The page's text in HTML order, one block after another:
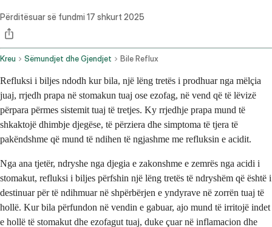
Përditësuar së fundmi 17 shkurt 2025
Kreu Sëmundjet dhe Gjendjet Bile Reflux
Refluksi i biljes ndodh kur bila, një lëng tretës i prodhuar nga mëlçia
juaj, rrjedh prapa në stomakun tuaj ose ezofag, në vend që të lëvizë
përpara përmes sistemit tuaj të tretjes. Ky rrjedhje prapa mund të
shkaktojë dhimbje djegëse, të përziera dhe simptoma të tjera të
pakëndshme që mund të ndihen të ngjashme me refluksin e acidit.
Nga ana tjetër, ndryshe nga djegia e zakonshme e zemrës nga acidi i
stomakut, refluksi i biljes përfshin një lëng tretës të ndryshëm që është i
destinuar për të ndihmuar në shpërbërjen e yndyrave në zorrën tuaj të
hollë. Kur bila përfundon në vendin e gabuar, ajo mund të irritojë indet
e hollë të stomakut dhe ezofagut tuaj, duke çuar në inflamacion dhe